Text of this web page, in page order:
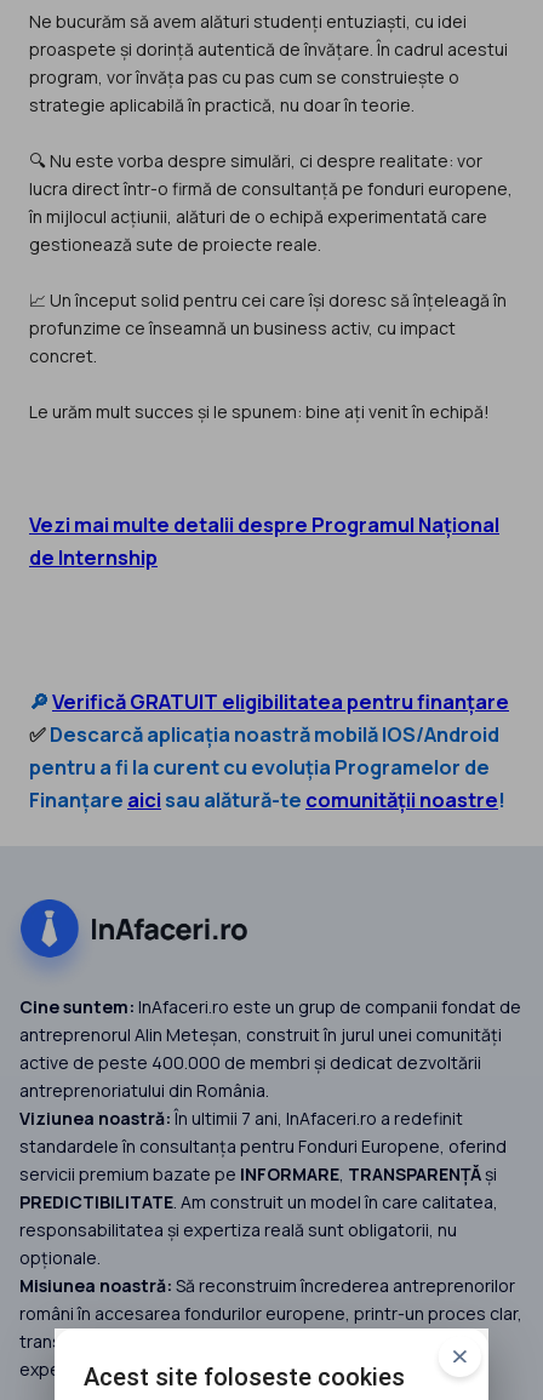
Ne bucurăm să avem alături studenți entuziaști, cu idei
proaspete și dorință autentică de învățare. În cadrul acestui
program, vor învăța pas cu pas cum se construiește o
strategie aplicabilă în practică, nu doar în teorie.
🔍 Nu este vorba despre simulări, ci despre realitate: vor
lucra direct într-o firmă de consultanță pe fonduri europene,
în mijlocul acțiunii, alături de o echipă experimentată care
gestionează sute de proiecte reale.
📈 Un început solid pentru cei care își doresc să înțeleagă în
profunzime ce înseamnă un business activ, cu impact
concret.
Le urăm mult succes și le spunem: bine ați venit în echipă!
Vezi mai multe detalii despre Programul Național
de Internship
🔎Verifică GRATUIT eligibilitatea pentru finanțare
✅Descarcă aplicația noastră mobilă IOS/Android
pentru a fi la curent cu evoluția Programelor de
Finanțare aici sau alătură-te comunității noastre!
Cine suntem: InAfaceri.ro este un grup de companii fondat de
antreprenorul Alin Meteșan, construit în jurul unei comunități
active de peste 400.000 de membri și dedicat dezvoltării
antreprenoriatului din România.
Viziunea noastră:În ultimii 7 ani, InAfaceri.ro a redefinit
standardele în consultanța pentru Fonduri Europene, oferind
servicii premium bazate pe INFORMARE, TRANSPARENȚĂși
PREDICTIBILITATE. Am construit un model în care calitatea,
responsabilitatea și expertiza reală sunt obligatorii, nu
opționale.
Misiunea noastră: Să reconstruim încrederea antreprenorilor
români în accesarea fondurilor europene, printr-un proces clar,
transparent și predictibil, susținut de servicii premium și
expertiză reală.Acest site foloseste cookies